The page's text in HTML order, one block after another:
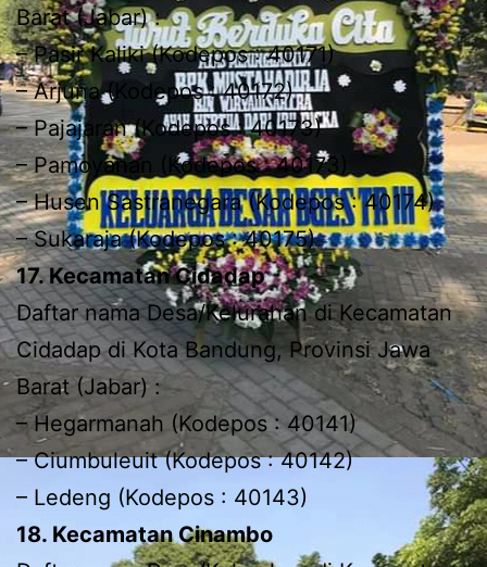
Barat (Jabar) :
– Pasir Kaliki (Kodepos : 40171)
– Arjuna (Kodepos : 40172)
– Pajajaran (Kodepos : 40173)
– Pamoyanan (Kodepos : 40173)
– Husen Sastranegara (Kodepos : 40174)
– Sukaraja (Kodepos : 40175)
17. Kecamatan Cidadap
Daftar nama Desa/Kelurahan di Kecamatan
Cidadap di Kota Bandung, Provinsi Jawa
Barat (Jabar) :
– Hegarmanah (Kodepos : 40141)
– Ciumbuleuit (Kodepos : 40142)
– Ledeng (Kodepos : 40143)
18. Kecamatan Cinambo